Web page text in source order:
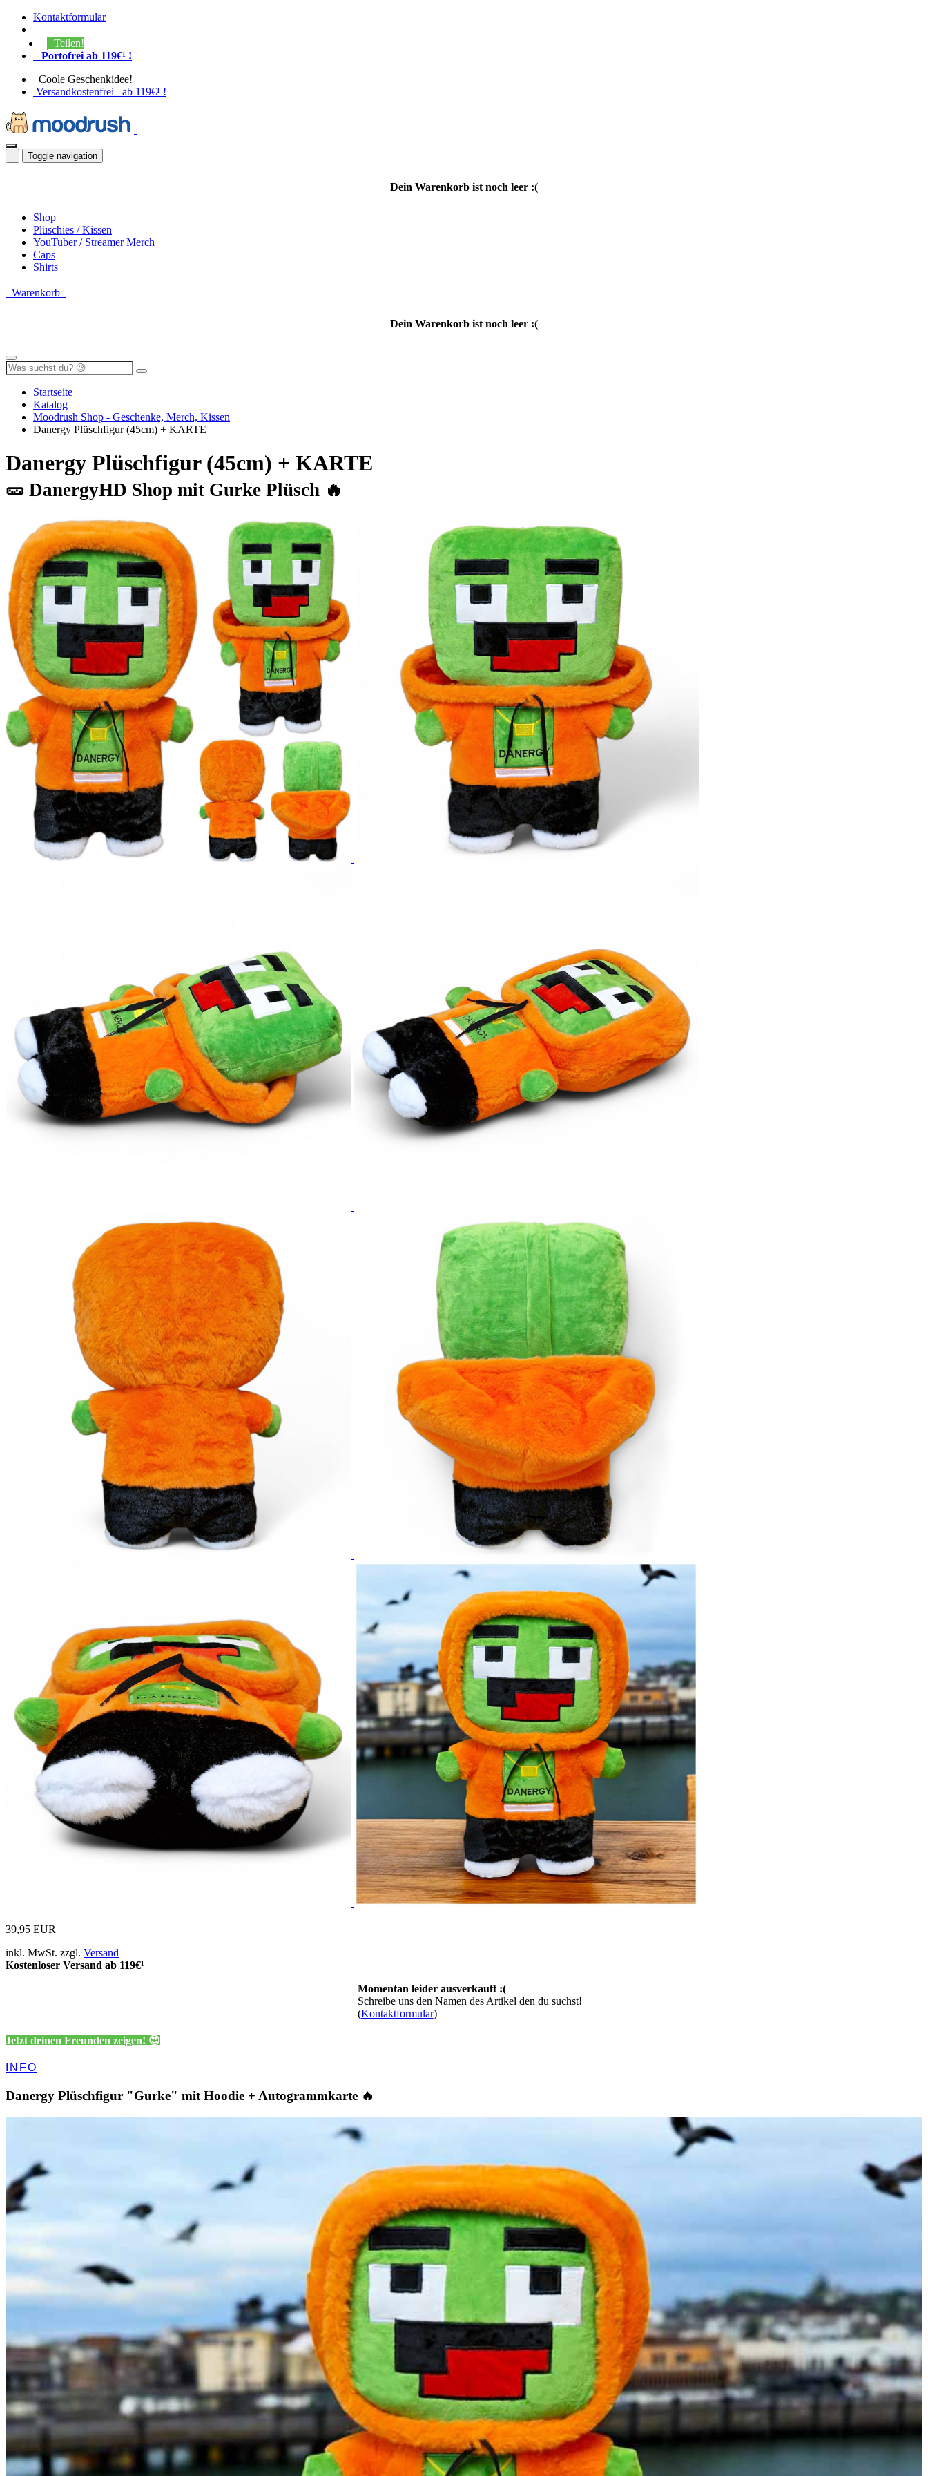
Kontaktformular
Teilen!
Portofrei ab 119€¹ !
Coole Geschenkidee!
Versandkostenfrei ab 119€¹ !
Toggle navigation
Dein Warenkorb ist noch leer :(
Shop
Plüschies / Kissen
YouTuber / Streamer Merch
Caps
Shirts
Warenkorb
Dein Warenkorb ist noch leer :(
Startseite
Katalog
Moodrush Shop - Geschenke, Merch, Kissen
Danergy Plüschfigur (45cm) + KARTE
Danergy Plüschfigur (45cm) + KARTE
🥒 DanergyHD Shop mit Gurke Plüsch 🔥
39,95 EUR
inkl. MwSt. zzgl. Versand
Kostenloser Versand ab 119€¹
Momentan leider ausverkauft :(
Schreibe uns den Namen des Artikel den du suchst!
(Kontaktformular)
Jetzt deinen Freunden zeigen! 😍
INFO
Danergy Plüschfigur "Gurke" mit Hoodie + Autogrammkarte 🔥